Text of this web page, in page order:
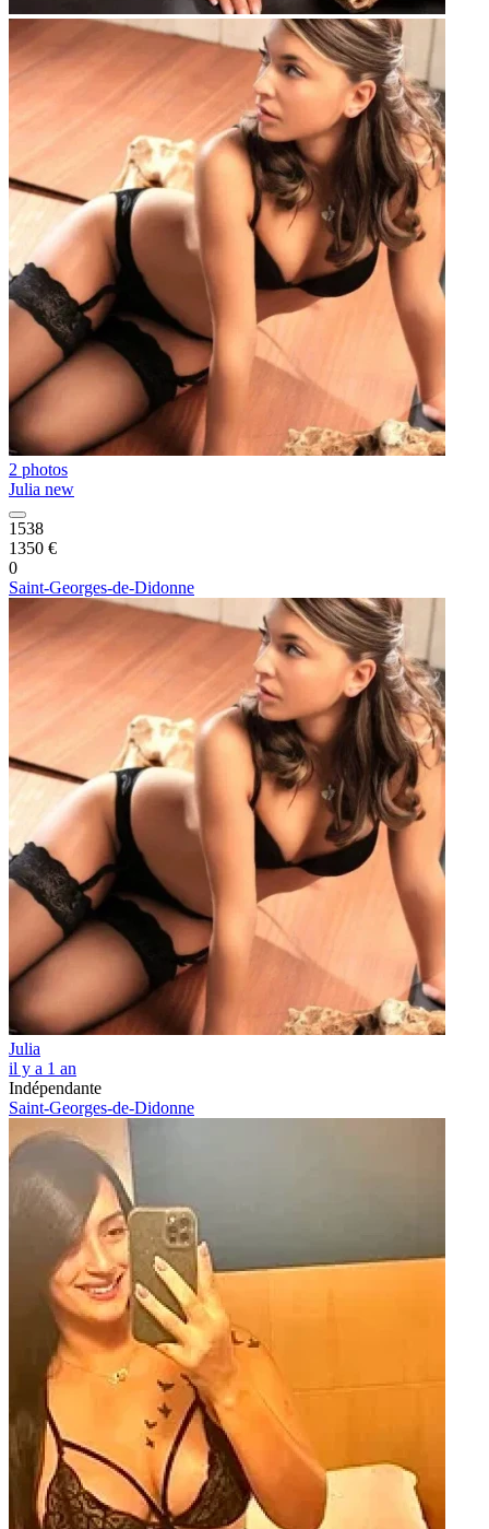
2 photos
Julia new
1538
1350 €
0
Saint-Georges-de-Didonne
Julia
il y a 1 an
Indépendante
Saint-Georges-de-Didonne